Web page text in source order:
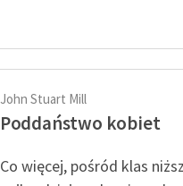
John Stuart Mill
Poddaństwo kobiet
Co więcej, pośród klas